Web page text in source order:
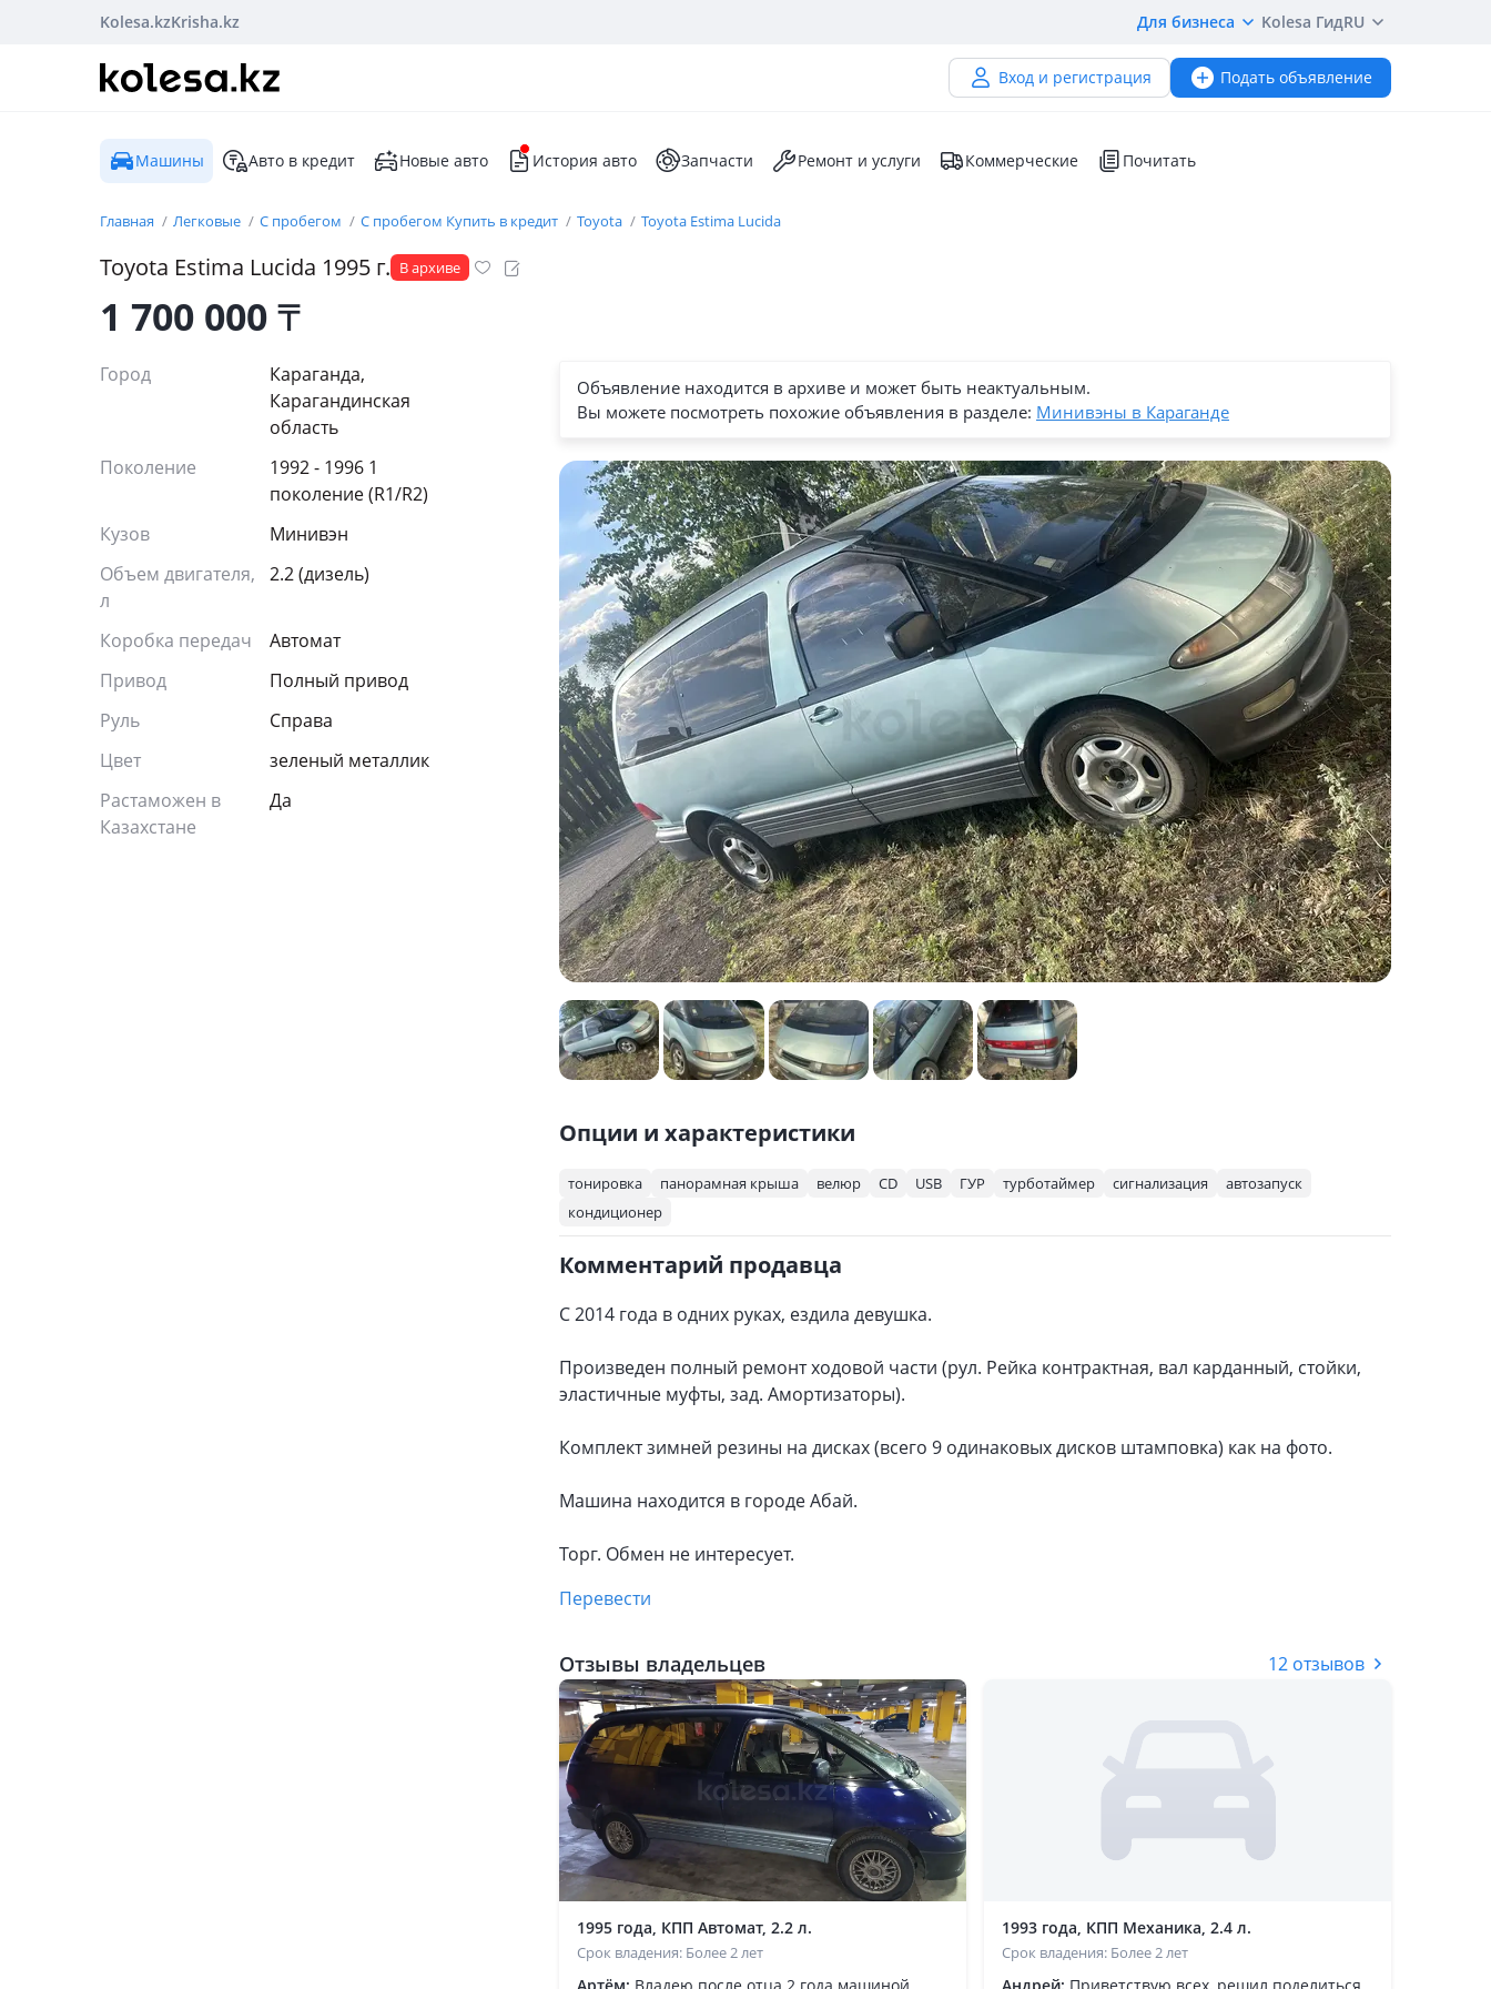
Kolesa.kzKrisha.kz Для бизнеса Kolesa ГидRU
Вход и регистрация Подать объявление
Машины Авто в кредит Новые авто История авто Запчасти Ремонт и услуги Коммерческие Почитать
Главная Легковые С пробегом С пробегом Купить в кредит Toyota Toyota Estima Lucida
Toyota Estima Lucida 1995 г. В архиве
1 700 000₸
Город
Караганда,
Карагандинская
область
Поколение
1992 - 1996 1
поколение (R1/R2)
Кузов
Минивэн
Объем двигателя,
л
2.2 (дизель)
Коробка передач
Автомат
Привод
Полный привод
Руль
Справа
Цвет
зеленый металлик
Растаможен в
Казахстане
Да
Объявление находится в архиве и может быть неактуальным.
Вы можете посмотреть похожие объявления в разделе: Минивэны в Караганде
Опции и характеристики
тонировка панорамная крыша велюр CD USB ГУР турботаймер сигнализация
автозапуск
кондиционер
Комментарий продавца
С 2014 года в одних руках, ездила девушка.
Произведен полный ремонт ходовой части (рул. Рейка контрактная, вал карданный, стойки,
эластичные муфты, зад. Амортизаторы).
Комплект зимней резины на дисках (всего 9 одинаковых дисков штамповка) как на фото.
Машина находится в городе Абай.
Торг. Обмен не интересует.
Перевести
Отзывы владельцев 12 отзывов
1995 года, КПП Автомат, 2.2 л.
Срок владения: Более 2 лет
1993 года, КПП Механика, 2.4 л.
Срок владения: Более 2 лет